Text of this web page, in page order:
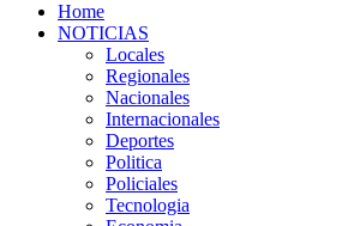
Home
NOTICIAS
Locales
Regionales
Nacionales
Internacionales
Deportes
Politica
Policiales
Tecnologia